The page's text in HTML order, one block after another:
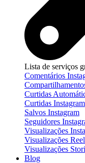
Lista de serviços
Comentários
Curtidas
Curtidas Instagram
Salvos Instagram
Seguidores
Visualizações
Visualizações
Visualizações
Blog